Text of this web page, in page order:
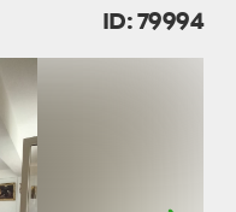
ID: 79994